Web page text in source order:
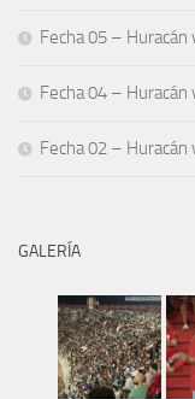
Fecha 05 – Huracán
Fecha 04 – Huracán
Fecha 02 –
GALERÍA